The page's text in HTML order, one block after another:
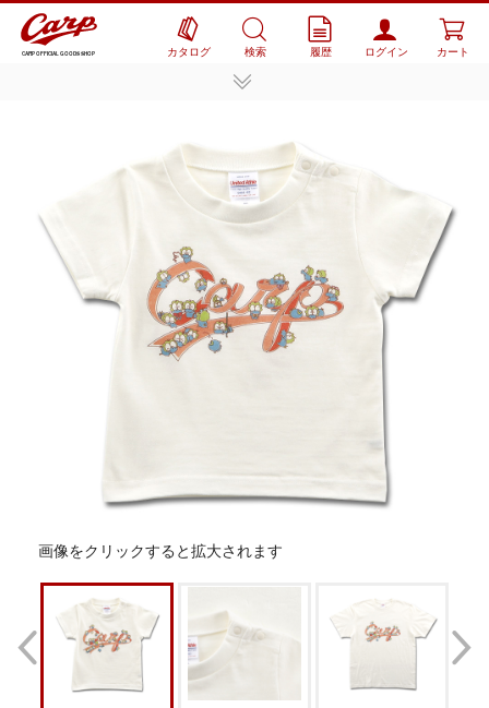
CARP OFFICIAL GOODS SHOP カタログ 検索 履歴 ログイン カート
画像をクリックすると拡大されます